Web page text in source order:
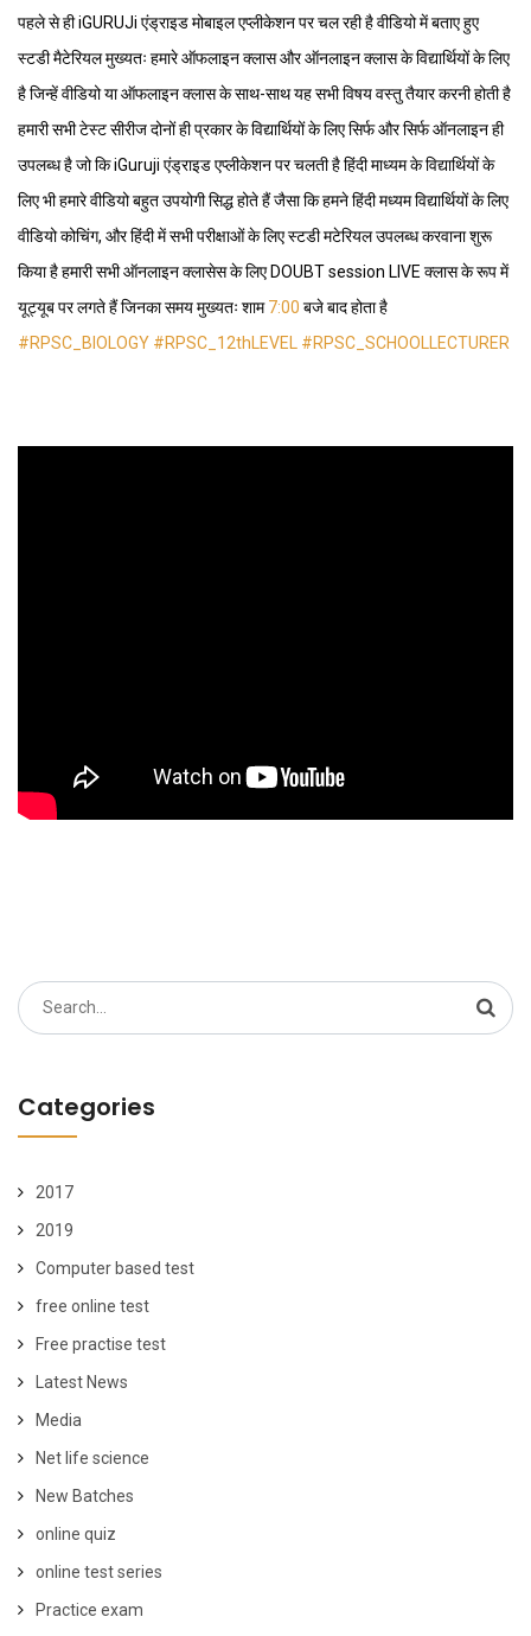
पहले से ही iGURUJi एंड्राइड मोबाइल एप्लीकेशन पर चल रही है वीडियो में बताए हुए
स्टडी मैटेरियल मुख्यतः हमारे ऑफलाइन क्लास और ऑनलाइन क्लास के विद्यार्थियों के लिए
है जिन्हें वीडियो या ऑफलाइन क्लास के साथ-साथ यह सभी विषय वस्तु तैयार करनी होती है
हमारी सभी टेस्ट सीरीज दोनों ही प्रकार के विद्यार्थियों के लिए सिर्फ और सिर्फ ऑनलाइन ही
उपलब्ध है जो कि iGuruji एंड्राइड एप्लीकेशन पर चलती है हिंदी माध्यम के विद्यार्थियों के
लिए भी हमारे वीडियो बहुत उपयोगी सिद्ध होते हैं जैसा कि हमने हिंदी मध्यम विद्यार्थियों के लिए
वीडियो कोचिंग, और हिंदी में सभी परीक्षाओं के लिए स्टडी मटेरियल उपलब्ध करवाना शुरू
किया है हमारी सभी ऑनलाइन क्लासेस के लिए DOUBT session LIVE क्लास के रूप में
यूट्यूब पर लगते हैं जिनका समय मुख्यतः शाम7:00 बजे बाद होता है
#RPSC_BIOLOGY #RPSC_12thLEVEL #RPSC_SCHOOLLECTURER
Search
for:
Categories
2017
2019
Computer based test
free online test
Free practise test
Latest News
Media
Net life science
New Batches
online quiz
online test series
Practice exam